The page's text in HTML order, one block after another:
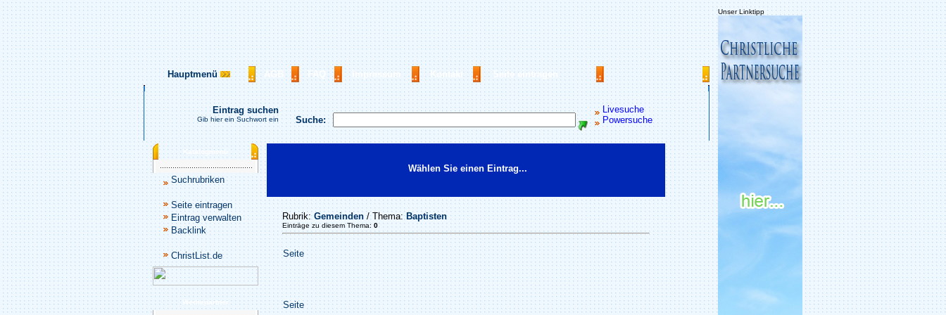
Unser Linktipp
Hauptmenü AGB FAQ Impressum Kontakt Seite eintragen
Suche:
Livesuche
Powersuche
Eintrag suchen
Gib hier ein Suchwort ein
Katalogmenü
Suchrubriken
Seite eintragen
Eintrag verwalten
Backlink
ChristList.de
Werbepartner
Wählen Sie einen Eintrag...
Rubrik: Gemeinden / Thema: Baptisten
Einträge zu diesem Thema: 0
Seite
Seite